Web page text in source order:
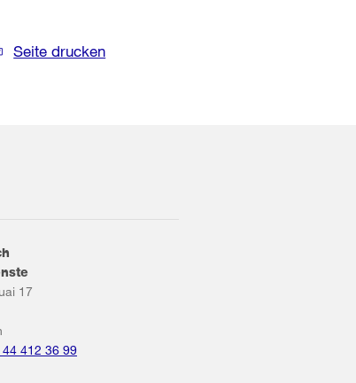
Seite drucken
17
44 412 36 99